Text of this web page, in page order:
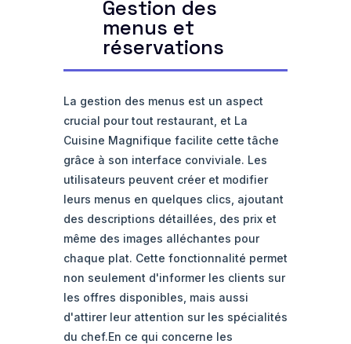
Gestion des
menus et
réservations
La gestion des menus est un aspect
crucial pour tout restaurant, et La
Cuisine Magnifique facilite cette tâche
grâce à son interface conviviale. Les
utilisateurs peuvent créer et modifier
leurs menus en quelques clics, ajoutant
des descriptions détaillées, des prix et
même des images alléchantes pour
chaque plat. Cette fonctionnalité permet
non seulement d'informer les clients sur
les offres disponibles, mais aussi
d'attirer leur attention sur les spécialités
du chef.En ce qui concerne les